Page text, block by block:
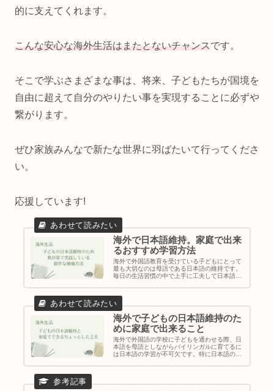
的に支えてくれます。
こんな安心な海外生活はまたとないチャンスです。
そこで学ぶさまざまな事は、将来、子どもたちが国境を
自由に超えて自分のやりたい事を実現することに必ずや
繋がります。
ぜひ家族みんなで新たな世界に羽ばたいて行ってくださ
い。
応援しています!
海外で日本語維持。家庭で出来
るおすすめ学習方法
海外で外国語教育を受けている子どもにとって
最も大切なのは母語である日本語の維持です。
毎日の生活習慣の中で上手に工夫して日本語を
る日本語維持の学習方法を紹介します。
海外で子どもの日本語維持のた
めに家庭で出来ること
海外で外国語の学校に子どもを通わせる際、日
本語を母語としながらバイリンガルに育てるに
は日本語の学習が不可欠です。特に日本語の基
す。でも大丈夫。ちょっとしたコツを押さえれ